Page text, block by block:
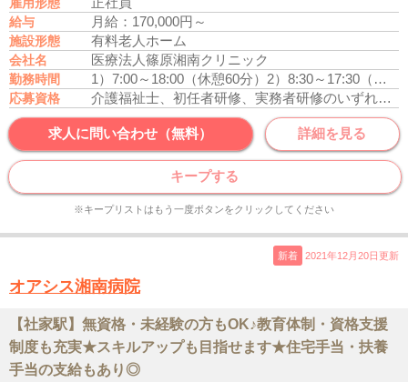
雇用形態
給与 月給：170,000円～
施設形態 有料老人ホーム
会社名 医療法人篠原湘南クリニック
勤務時間 1）7:00～18:00（休憩60分） 2）8:30～17:30（休憩60分）
応募資格 介護福祉士、初任者研修、実務者研修のいずれかの資格をお持ちの方
求人に問い合わせ（無料） 詳細を見る
キープする
※キープリストはもう一度ボタンをクリックしてください
新着 2021年12月20日更新
オアシス湘南病院
【社家駅】無資格・未経験の方もOK♪教育体制・資格支援
制度も充実★スキルアップも目指せます★住宅手当・扶養
手当の支給もあり◎